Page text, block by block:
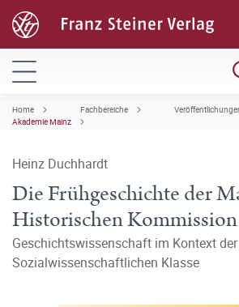
Home Fachbereiche
Akademie Mainz
Heinz Duchhardt
Die Frühgeschichte der
Historischen Kommission
Geschichtswissenschaft im Kontext
Sozialwissenschaftlichen Klasse